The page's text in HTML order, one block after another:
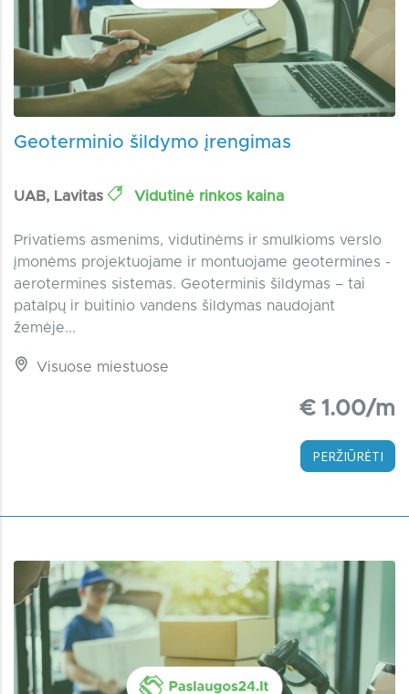
Geoterminio šildymo įrengimas
UAB, Lavitas Vidutinė rinkos kaina
Privatiems asmenims, vidutinėms ir smulkioms verslo
įmonėms projektuojame ir montuojame geotermines -
aerotermines sistemas. Geoterminis šildymas – tai
patalpų ir buitinio vandens šildymas naudojant
žemėje...
Visuose miestuose
€ 1.00/m
PERŽIŪRĖTI